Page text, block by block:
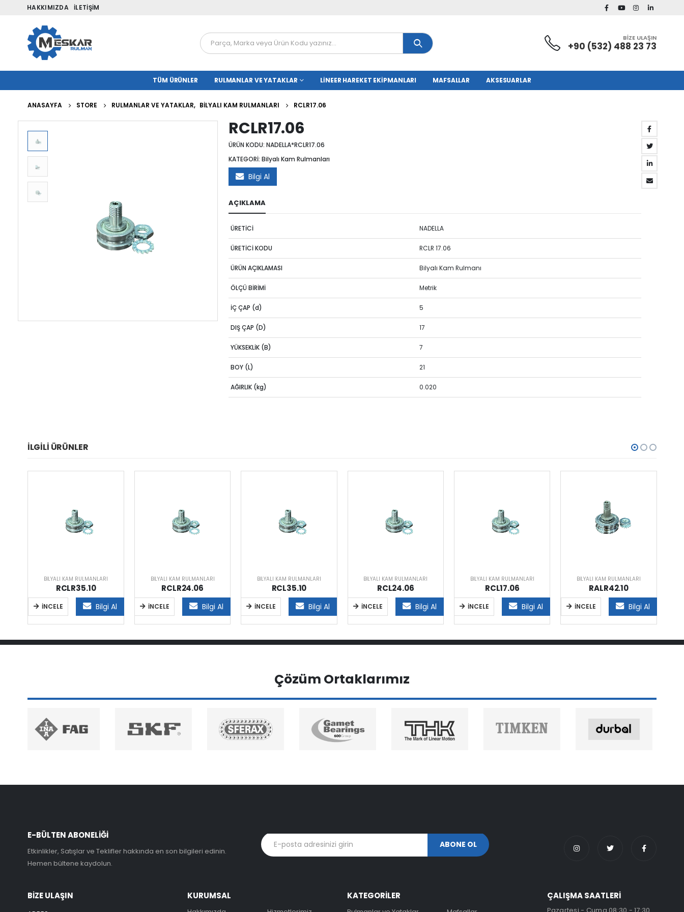
HAKKIMIZDA İLETIŞIM
BİZE ULAŞIN
+90 (532) 488 23 73
TÜM ÜRÜNLER RULMANLAR VE YATAKLAR LINEER HAREKET EKIPMANLARI MAFSALLAR AKSESUARLAR
ANASAYFA STORE RULMANLAR VE YATAKLAR, BILYALI KAM RULMANLARI RCLR17.06
RCLR17.06
ÜRÜN KODU:NADELLA*RCLR17.06
KATEGORİ:Bilyalı Kam Rulmanları
Bilgi Al
AÇIKLAMA
ÜRETİCİ NADELLA
ÜRETİCİ KODU RCLR 17.06
ÜRÜN AÇIKLAMASI Bilyalı Kam Rulmanı
ÖLÇÜ BİRİMİ Metrik
İÇ ÇAP (d) 5
DIŞ ÇAP (D) 17
YÜKSEKLİK (B) 7
BOY (L) 21
AĞIRLIK (kg) 0.020
İLGILI ÜRÜNLER
BILYALI KAM RULMANLARI
RCLR35.10
İNCELE Bilgi Al
BILYALI KAM RULMANLARI
RCLR24.06
İNCELE Bilgi Al
BILYALI KAM RULMANLARI
RCL35.10
İNCELE Bilgi Al
BILYALI KAM RULMANLARI
RCL24.06
İNCELE Bilgi Al
BILYALI KAM RULMANLARI
RCL17.06
İNCELE Bilgi Al
BILYALI KAM RULMANLARI
RALR42.10
İNCELE Bilgi Al
Çözüm Ortaklarımız
E-BÜLTEN ABONELİĞİ
Etkinlikler, Satışlar ve Teklifler hakkında en son bilgileri edinin.
Hemen bültene kaydolun.
BİZE ULAŞIN KURUMSAL KATEGORİLER ÇALIŞMA SAATLERİ